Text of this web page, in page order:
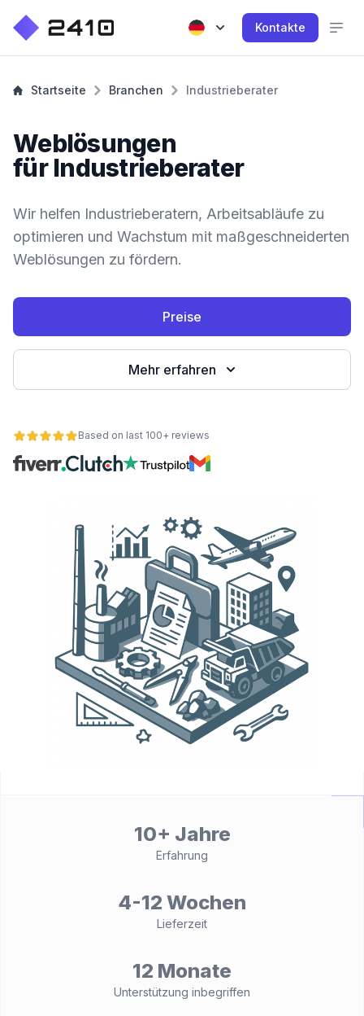
Kontakte
Startseite Branchen Industrieberater
Weblösungen
für Industrieberater
Wir helfen Industrieberatern, Arbeitsabläufe zu
optimieren und Wachstum mit maßgeschneiderten
Weblösungen zu fördern.
Preise
Mehr erfahren
Based on last 100+ reviews
10+ Jahre
Erfahrung
4-12 Wochen
Lieferzeit
12 Monate
Unterstützung inbegriffen